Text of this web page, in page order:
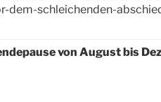
dem-schleichenden-
von August bis